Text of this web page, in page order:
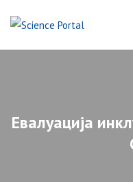
Евалуација